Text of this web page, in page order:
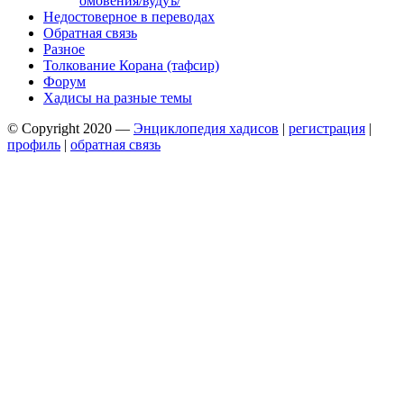
Недостоверное в переводах
Обратная связь
Разное
Толкование Корана (тафсир)
Форум
Хадисы на разные темы
© Copyright 2020 — Энциклопедия хадисов | регистрация |
профиль | обратная связь